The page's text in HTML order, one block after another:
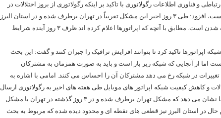
و فناوری اطلاعات رگولاتوری با تاکید بر اینکه رگولاتوری از بروز اختلالات در
شبکه اپراتورهای موبایل مطلع است، افزود: طی ۳ روز اخیر این مشکل تقریباً در تهران برطرف شده و در استان البرز
نیز عمده مشکل در حال برطرف شدن است. مطابق با آنچه که اپراتورها اعلام کرده‌ اند ظرف ۳ روز آینده شرایط
اپراتورها تاکید کرد تا بتوانند افزایش ترافیک را جبران کنند و گفت: این بحث
است اما از آنجایی که شبکه زیر بار است و باید به صورت همزمان به مشترکان
در شبکه رخ می ‌دهد مشترکان آن را احساس می ‌کنند. امامی با اشاره به
و کاهش کیفیت شبکه اپراتور های موبایل طی هفته ‌های اخیر به رگولاتوری ارسال
شده است، گفت: بررسی ‌های ما نشان می ‌دهد که مشکل تهران برطرف شده و در ۳ روز گذشته در تهران با مشکل
حال در استان البرز نیز قطعی ‌های نقطه‌ ای و محدود دیده شده که مربوط به بحث